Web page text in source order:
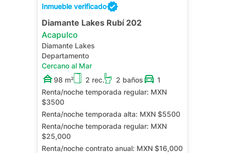
Inmueble verificado
Diamante Lakes Rubí 202
Acapulco
Diamante Lakes
Departamento
Cercano al Mar
98 m²
2 rec. 2 baños
1
Renta/noche temporada regular: MXN
$3500
Renta/noche temporada alta: MXN $5500
Renta/noche temporada regular: MXN
$25,000
Renta/noche contrato anual: MXN $16,000